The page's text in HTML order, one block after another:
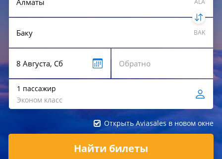
ALA
BAK
1 пассажир
Эконом класс
Открыть Aviasales в новом окне
Найти билеты